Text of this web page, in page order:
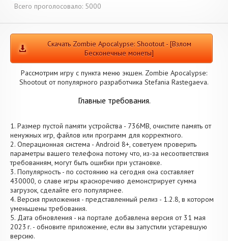
Всего проголосовало: 5000
Скачать Zombie Apocalypse: Shootout - [Взлом
Бесконечные монеты]
Рассмотрим игру с пункта меню экшен. Zombie Apocalypse:
Shootout от популярного разработчика Stefania Rastegaeva.
Главные требования.
1. Размер пустой памяти устройства - 736MB, очистите память от
ненужных игр, файлов или программ для корректного.
2. Операционная система - Android 8+, советуем проверить
параметры вашего телефона потому что, из-за несоответствия
требованиям, могут быть ошибки при установке.
3. Популярность - по состоянию на сегодня она составляет
430000, о cлаве игры красноречиво демонстрирует сумма
загрузок, сделайте его популярнее.
4. Версия приложения - представленный релиз - 1.2.8, в котором
уменьшены требования.
5. Дата обновления - на портале добавлена версия от 31 мая
2023 г. - обновите приложение, если вы запустили устаревшую
версию.